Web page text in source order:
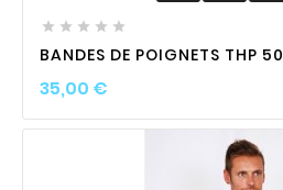
    
BANDES DE POIGNETS THP 50
35,00 €Prix